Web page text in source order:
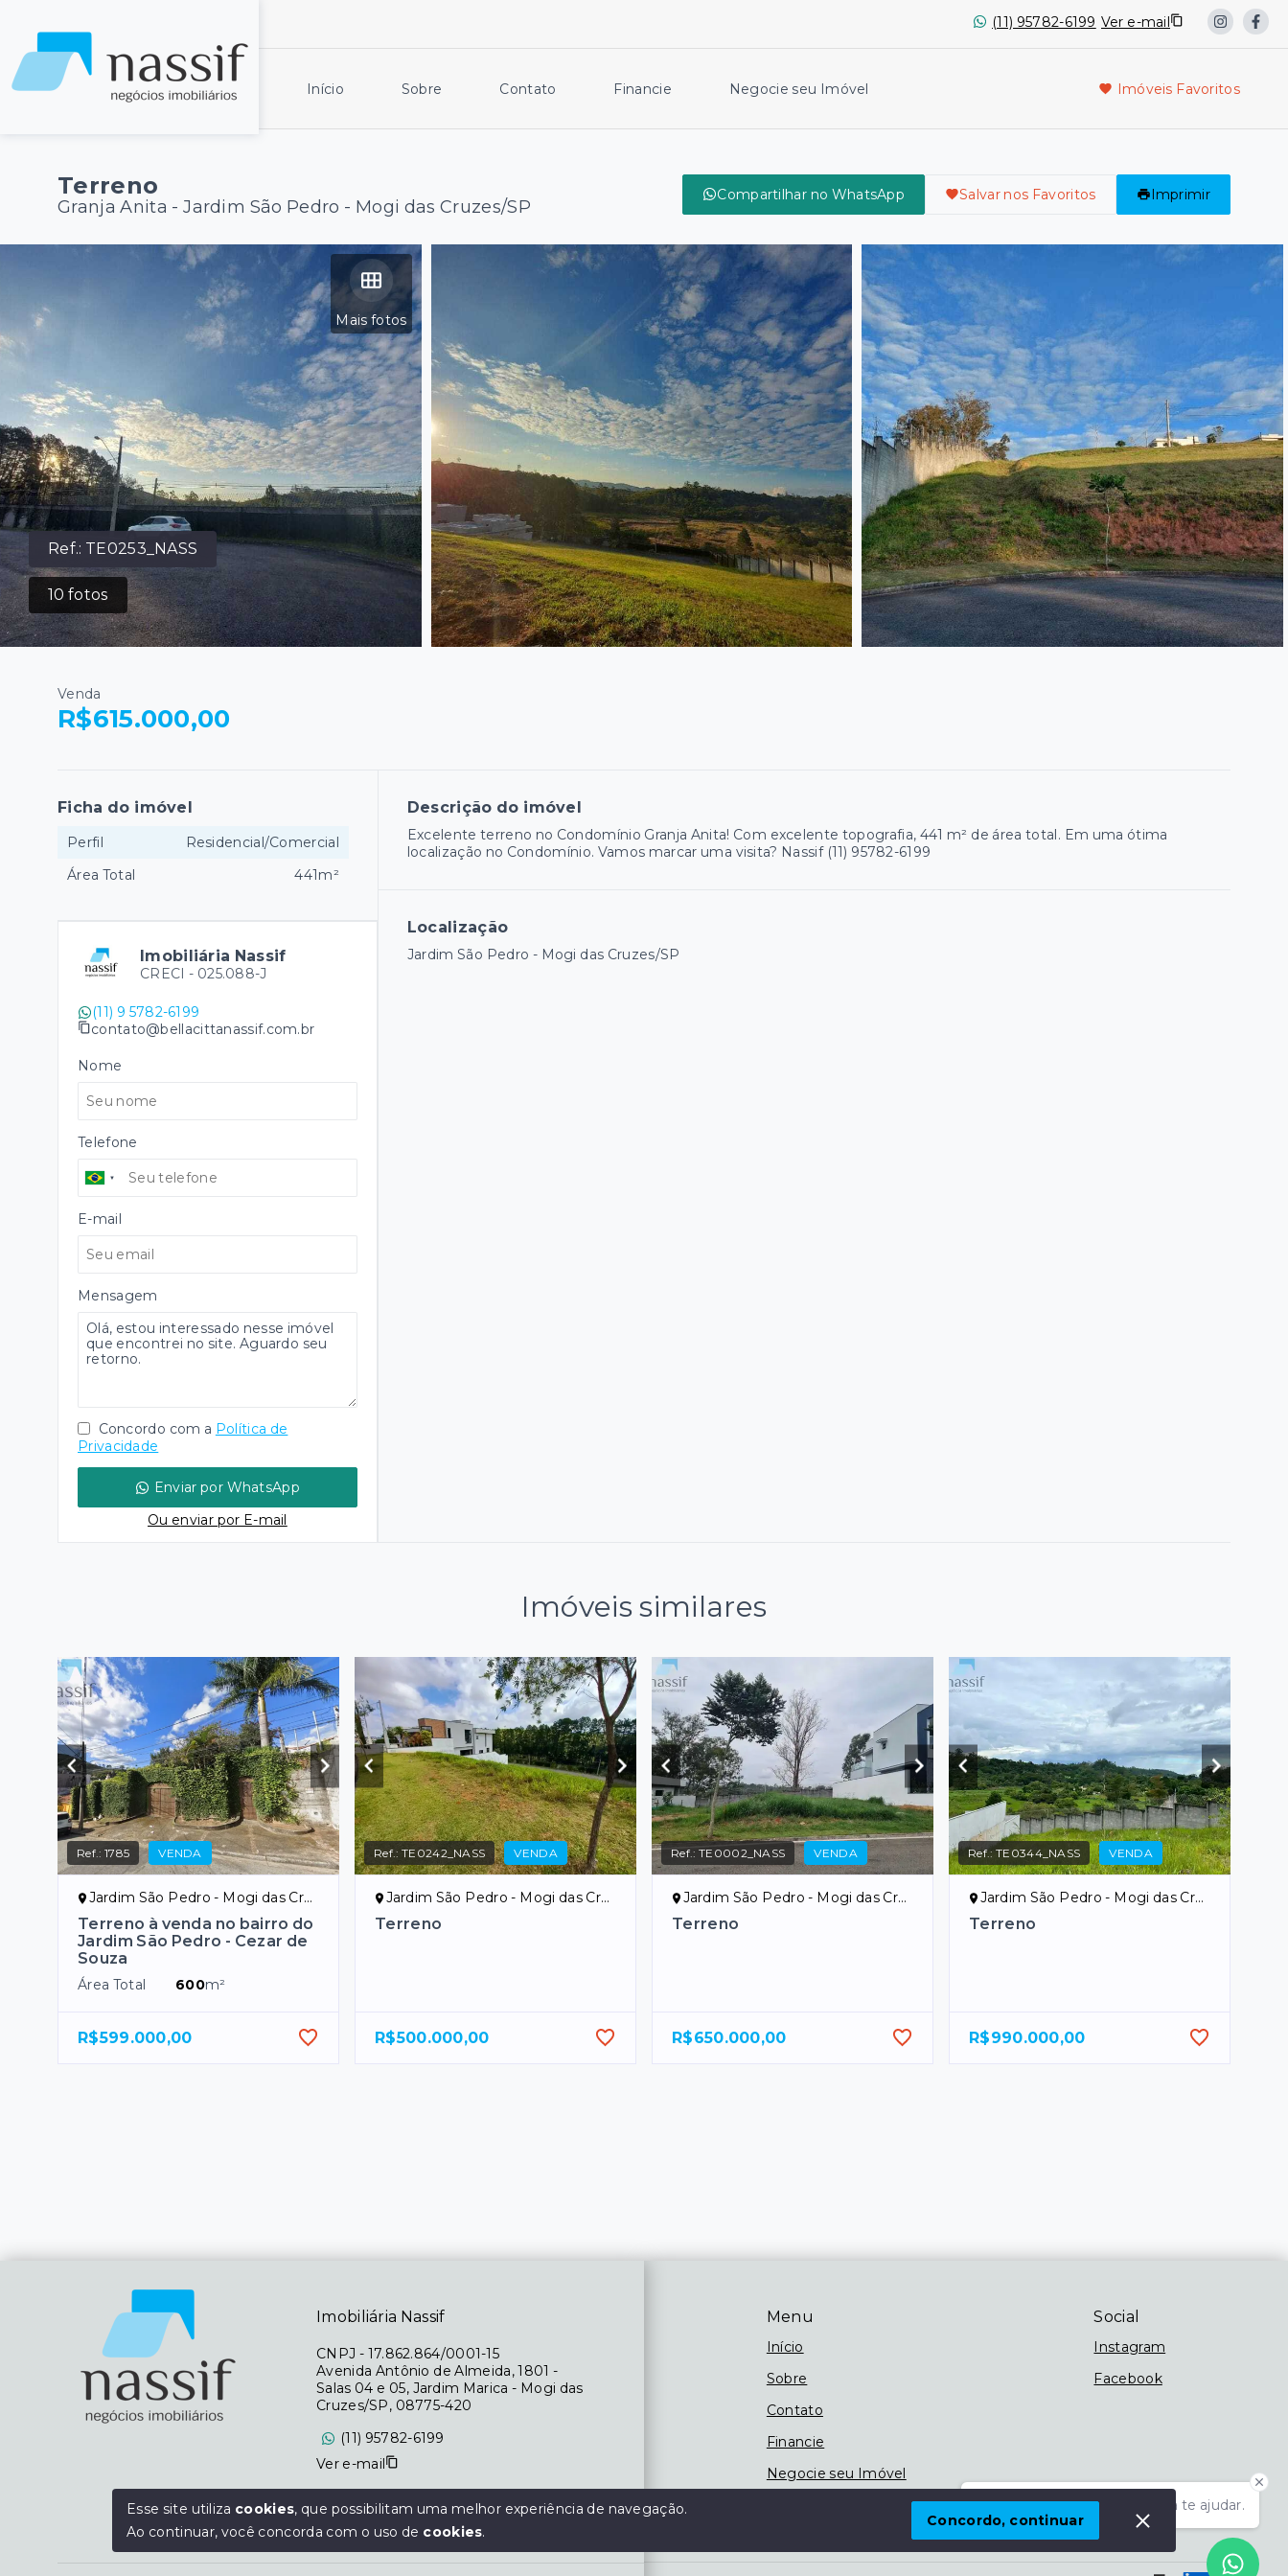
(11) 95782-6199 Ver e-mail
Início Sobre Contato Financie Negocie seu Imóvel Imóveis Favoritos
Terreno
Granja Anita -Jardim São Pedro - Mogi das Cruzes/SP
Compartilhar no WhatsApp Salvar nos Favoritos Imprimir
Ref.: TE0253_NASS
10 fotos
Mais fotos
Venda
R$615.000,00
Descrição do imóvel
Excelente terreno no Condomínio Granja Anita! Com excelente topografia, 441 m² de área total. Em uma ótima
localização no Condomínio. Vamos marcar uma visita? Nassif (11) 95782-6199
Localização
Jardim São Pedro - Mogi das Cruzes/SP
Ficha do imóvel
Perfil
Residencial/Comercial
Área Total
441m²
Imobiliária Nassif
CRECI - 025.088-J
(11) 9 5782-6199
contato@bellacittanassif.com.br
Nome
Telefone
E-mail
Mensagem
Concordo com a Política de
Privacidade
Enviar por WhatsApp
Ou enviar por E-mail
Imóveis similares
Ref.:1785 VENDA
Jardim São Pedro - Mogi das Cruzes/SP
Terreno à venda no bairro do
Jardim São Pedro - Cezar de
Souza
Área Total 600m²
R$599.000,00
Ref.:TE0242_NASS VENDA
Jardim São Pedro - Mogi das Cruzes/SP
Terreno
R$500.000,00
Ref.:TE0002_NASS VENDA
Jardim São Pedro - Mogi das Cruzes/SP
Terreno
R$650.000,00
Ref.:TE0344_NASS VENDA
Jardim São Pedro - Mogi das Cruzes/SP
Terreno
R$990.000,00
Olá! Estamos disponíveis para te ajudar.
Menu
Início
Sobre
Contato
Financie
Negocie seu Imóvel
Social
Instagram
Facebook
Imobiliária Nassif
CNPJ - 17.862.864/0001-15
Avenida Antônio de Almeida, 1801 -
Salas 04 e 05, Jardim Marica - Mogi das
Cruzes/SP, 08775-420
(11) 95782-6199
Ver e-mail
Segunda à Sexta das 09h às 18h,
Sábado das 09h às 13h
Esse site utiliza cookies, que possibilitam uma melhor experiência de navegação.
Ao continuar, você concorda com o uso de cookies.
Concordo, continuar